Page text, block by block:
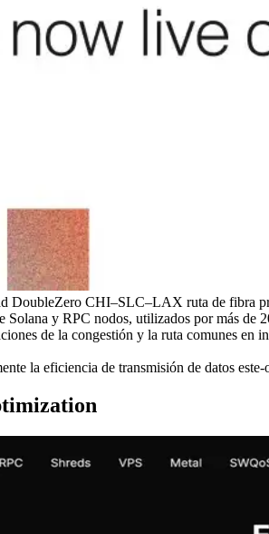
DoubleZero CHI–SLC–LAX ruta de fibra
y RPC nodos, utilizados por más de
de la congestión y la ruta comunes en
la eficiencia de transmisión de datos este-